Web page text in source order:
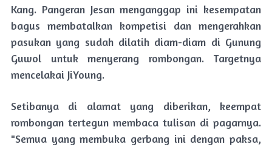
Kang. Pangeran Jesan menganggap ini kesempatan
bagus membatalkan kompetisi dan mengerahkan
pasukan yang sudah dilatih diam-diam di Gunung
Guwol untuk menyerang rombongan. Targetnya
mencelakai JiYoung.
Setibanya di alamat yang diberikan, keempat
rombongan tertegun membaca tulisan di pagarnya.
"Semua yang membuka gerbang ini dengan paksa,